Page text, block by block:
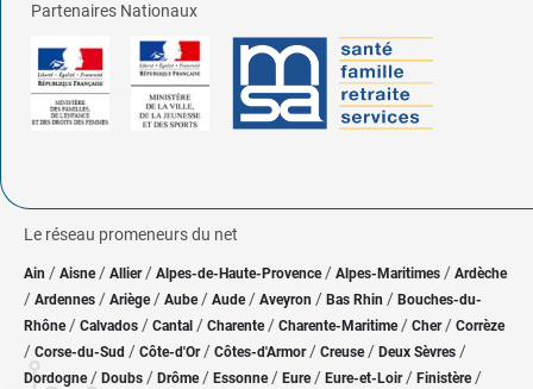
Partenaires Nationaux
Le réseau promeneurs du net
Ain / Aisne/ Allier/ Alpes-de-Haute-Provence / Alpes-Maritimes / Ardèche
/ Ardennes / Ariège/ Aube/ Aude / Aveyron / Bas Rhin / Bouches-du-
Rhône/ Calvados / Cantal / Charente / Charente-Maritime/ Cher / Corrèze
/ Corse-du-Sud / Côte-d'Or / Côtes-d'Armor/ Creuse/ Deux Sèvres /
Dordogne/ Doubs / Drôme/ Essonne / Eure/ Eure-et-Loir / Finistère/